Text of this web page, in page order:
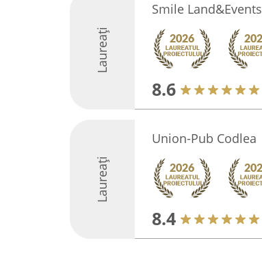
Laureați
Smile Land&Events
8.6
Laureați
Union-Pub Codlea
8.4